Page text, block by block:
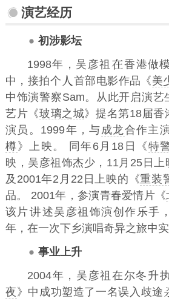
演艺经历
初涉影坛
1998年，吴彦祖
香港做
中，接拍个
首部电影作品《美
中饰演警察Sam。从此开启演艺
艺片《玻璃之城》提名第18届香
演员。1999年，与 成龙合作主
樽 》上映。 同年6月18日《特
映，吴彦祖饰杰少，11月25日上
及2001年2月22日上映的《重装
品。 2001年，参演青春爱情片《
该片
述吴彦祖饰演创作乐手
年，在一次下乡演唱奇异之旅中实
事业上升
2004年，吴彦祖在尔冬升
夜》中成功塑造了一名误入歧途